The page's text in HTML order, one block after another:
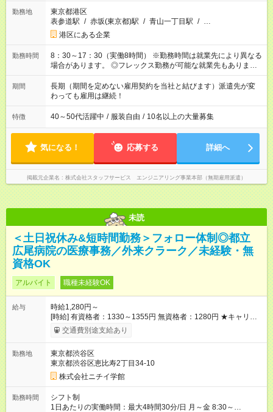
勤務地
東京都港区
表参道駅 / 赤坂(東京都)駅 / 青山一丁目駅 / …
港区にある企業
勤務時間
8：30～17：30（実働8時間） ※勤務時間は就業先により異なる
場合があります。 ◎フレックス勤務が可能な就業先もありま
す。 ◎今よりもさらに働きやすい環境をつくるべく、 働き方
改革に全社をあげて取り組んでいます。
期間
長期（期間を定めない雇用契約を当社と結びます）派遣先が変
わっても雇用は継続！
特徴 40～50代活躍中 / 服装自由 / 10名以上の大量募集
気になる！ 応募する 詳細へ
掲載元企業名 株式会社スタッフサービス エンジニアリング事業本部（無期雇用派遣）
未読
＜土日祝休み&短時間勤務＞フォロー体制◎都立
広尾病院の医療事務／外来クラーク／未経験・無
資格OK
アルバイト 職種未経験OK
給与
時給1,280円～
[時給] 有資格者：1330～1355円 無資格者：1280円 ★キャリア
アップ制度あり 進級により給与がアップします！ 【試用期間】
試用期間あり 試用期間の長さ：3ヶ月 雇用形態、給与は本採用
交通費別途支給あり
勤務地
東京都渋谷区
東京都渋谷区恵比寿2丁目34-10
株式会社ニチイ学館
勤務時間
シフト制
1日あたりの実働時間：最大4時間30分/日 月～金 8:30～